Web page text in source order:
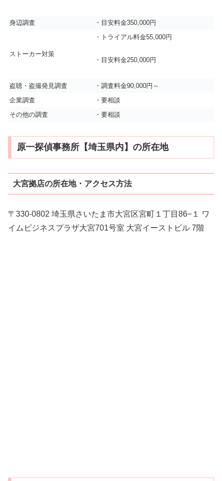
身辺調査 ・目安料金350,000円
ストーカー対策
・トライアル料金55,000円
・目安料金250,000円
盗聴・盗撮発見調査
・調査料金90,000円～
企業調査
・要相談
その他の調査
・要相談
原一探偵事務所【埼玉県内】の所在地
大宮拠店の所在地・アクセス方法
〒330-0802 埼玉県さいたま市大宮区宮町１丁目86−１ ワ
イムビジネスプラザ大宮701号室 大宮イーストビル 7階